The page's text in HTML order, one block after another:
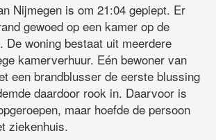
Nijmegen is om 21:04 gepiept. Er
gewoed op een kamer op de
De woning bestaat uit meerdere
kamerverhuur. Eén bewoner van
een brandblusser de eerste blussing
daardoor rook in. Daarvoor is
maar hoefde de persoon
ziekenhuis.